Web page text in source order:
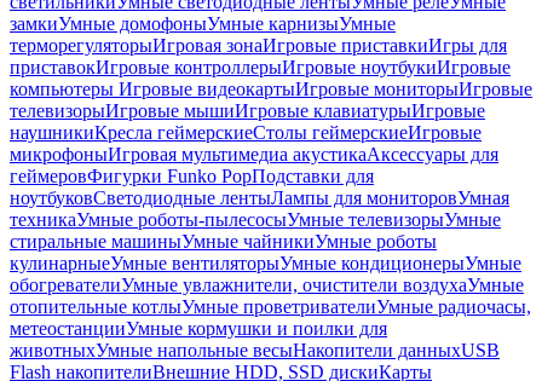
замкиУмные домофоныУмные карнизыУмные
терморегуляторыИгровая зонаИгровые приставкиИгры для
приставокИгровые контроллерыИгровые ноутбукиИгровые
компьютеры Игровые видеокартыИгровые мониторыИгровые
телевизорыИгровые мышиИгровые клавиатурыИгровые
наушникиКресла геймерскиеСтолы геймерскиеИгровые
микрофоныИгровая мультимедиа акустикаАксессуары для
геймеровФигурки Funko PopПодставки для
ноутбуковСветодиодные лентыЛампы для мониторовУмная
техникаУмные роботы-пылесосыУмные телевизорыУмные
стиральные машиныУмные чайникиУмные роботы
кулинарныеУмные вентиляторыУмные кондиционерыУмные
обогревателиУмные увлажнители, очистители воздухаУмные
отопительные котлыУмные проветривателиУмные радиочасы,
метеостанцииУмные кормушки и поилки для
животныхУмные напольные весыНакопители данныхUSB
Flash накопителиВнешние HDD, SSD дискиКарты